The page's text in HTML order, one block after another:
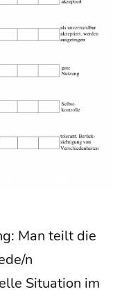
Man teilt die
n
Situa­ti­on im